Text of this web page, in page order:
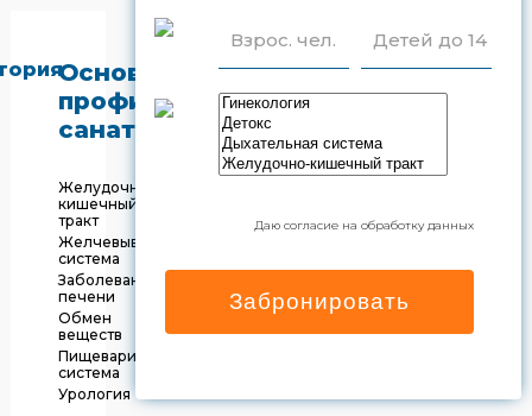
Основной
профиль
санатория
Желудочно-
кишечный
тракт
Желчевыводящая
система
Заболевания
печени
Обмен
веществ
Пищеварительная
система
Урология
Взрос. чел. Детей до 14
Даю согласие на обработку данных
Забронировать